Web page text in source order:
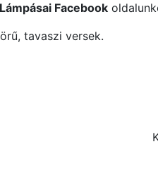
Facebook
tavaszi versek.